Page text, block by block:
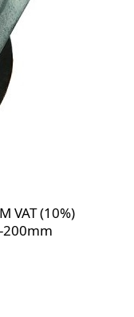
VAT (10%)